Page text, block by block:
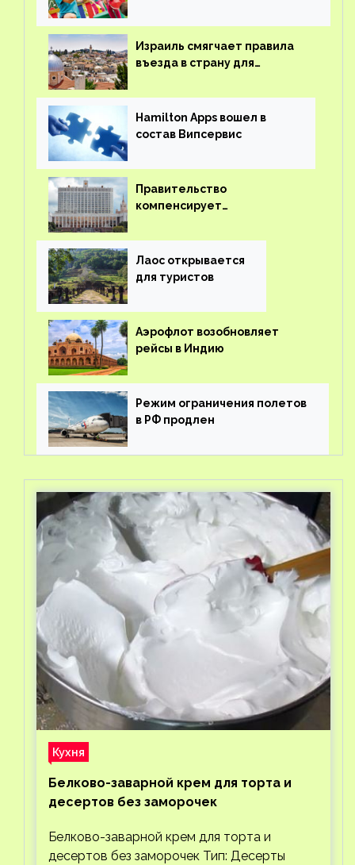
Израиль смягчает правила
въезда в страну для
Hamilton Apps вошел в
состав Випсервис
Правительство
компенсирует
вывоз россиян из-за рубежа
Лаос открывается
для туристов
Аэрофлот возобновляет
рейсы в Индию
Режим ограничения полетов
в РФ продлен
Кухня
Белково-заварной крем для торта и
десертов без заморочек
Белково-заварной крем для торта и
десертов без заморочек Тип: Десерты